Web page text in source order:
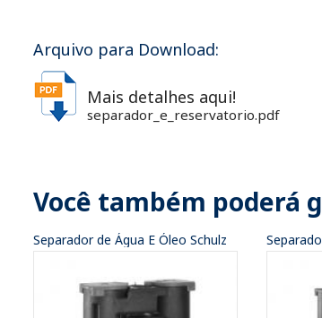
Arquivo para Download:
Mais detalhes aqui!
separador_e_reservatorio.pdf
Você também poderá
Separador de Água E Óleo Schulz